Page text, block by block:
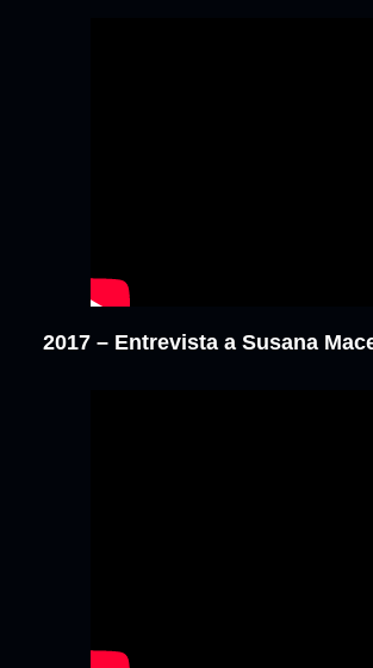
2017 – Entrevista a Susana